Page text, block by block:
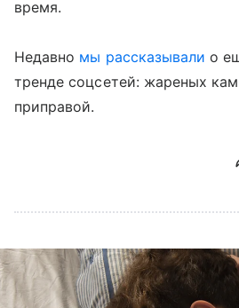
время.
Недавно мы рассказывали о
тренде соцсетей: жареных
приправой.